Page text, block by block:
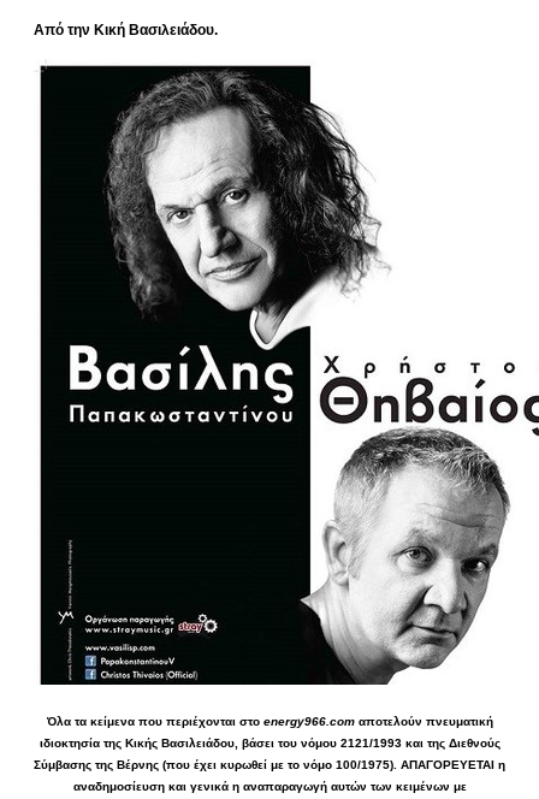
Από την Κική Βασιλειάδου.
Όλα τα κείμενα που περιέχονται στο energy966.comαποτελούν πνευματική
ιδιοκτησία της Κικής Βασιλειάδου, βάσει του νόμου 2121/1993 και της Διεθνούς
Σύμβασης της Βέρνης (που έχει κυρωθεί με το νόμο 100/1975). ΑΠΑΓΟΡΕΥΕΤΑΙ η
αναδημοσίευση και γενικά η αναπαραγωγή αυτών των κειμένων με